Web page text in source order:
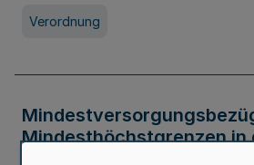
Verordnung
Mindesthöchstgrenzen in